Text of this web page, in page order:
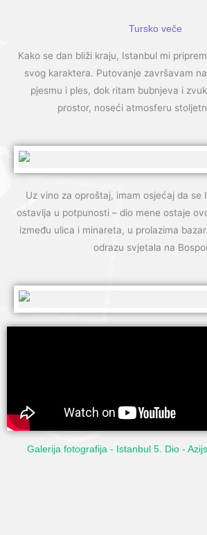
Tursko veče
Kako se dan bliži kraju, Istanbul mi
svog karaktera. Putovanje završavam
pjesmu i ples, dok ritam bubnjeva i
prostor, noseći atmosferu
Uz vino za oproštaj, imam osjećaj da se
ostavlja u potpunosti – dio mene ostaje
između ulica i minareta, u prolazima
odrazu svjetala na
Galerija fotografija - Istanbul 5. Dio -